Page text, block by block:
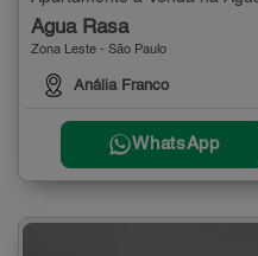
Água Rasa
Zona Leste - São Paulo
Anália Franco
WhatsApp